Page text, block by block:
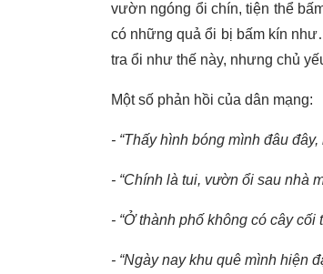
vườn ngóng ổi chín, tiện thể
có những quả ổi bị bấm kín
tra ổi như thế này, nhưng chủ
Một số phản hồi của dân mạng:
- “Thấy hình bóng mình đâu
- “Chính là tui, vườn ổi sau nhà
- “Ở thành phố không có cây cối
- “Ngày nay khu quê mình hiện